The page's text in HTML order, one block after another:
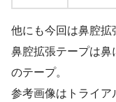
他にも今回は鼻腔拡
鼻腔拡張テープは鼻
のテープ。
参考画像はトライア